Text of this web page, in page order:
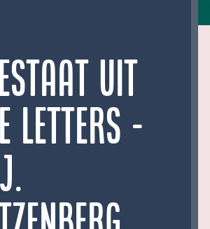
uit
letters -